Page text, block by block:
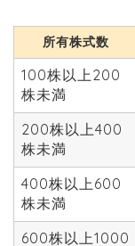
所有株式数
100株以上200
株未満
200株以上400
株未満
400株以上600
株未満
600株以上1000